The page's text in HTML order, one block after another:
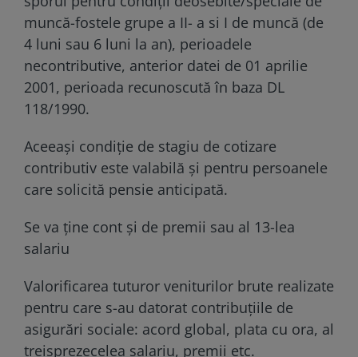
muncă-fostele grupe a II- a si I de muncă (de
4 luni sau 6 luni la an), perioadele
necontributive, anterior datei de 01 aprilie
2001, perioada recunoscută în baza DL
118/1990.
Aceeași condiție de stagiu de cotizare
contributiv este valabilă și pentru persoanele
care solicită pensie anticipată.
Se va ține cont și de premii sau al 13-lea
salariu
Valorificarea tuturor veniturilor brute realizate
pentru care s-au datorat contribuțiile de
asigurări sociale: acord global, plata cu ora, al
treisprezecelea salariu, premii etc.